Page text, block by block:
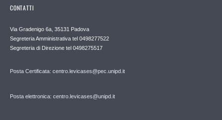
CONTATTI
Via Gradenigo 6a, 35131 Padova
Segreteria Amministrativa tel 0498277522
Segreteria di Direzione tel 0498275517
Posta Certificata: centro.levicases@pec.unipd.it
Posta elettronica: centro.levicases@unipd.it